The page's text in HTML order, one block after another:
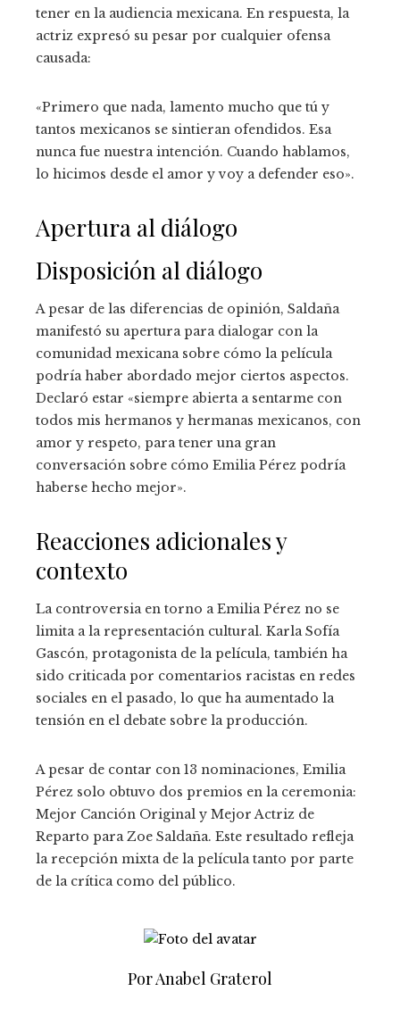
tener en la audiencia mexicana. En respuesta, la
actriz expresó su pesar por cualquier ofensa
causada:
«Primero que nada, lamento mucho que tú y
tantos mexicanos se sintieran ofendidos. Esa
nunca fue nuestra intención. Cuando hablamos,
lo hicimos desde el amor y voy a defender eso».
Apertura al diálogo
Disposición al diálogo
A pesar de las diferencias de opinión, Saldaña
manifestó su apertura para dialogar con la
comunidad mexicana sobre cómo la película
podría haber abordado mejor ciertos aspectos.
Declaró estar «siempre abierta a sentarme con
todos mis hermanos y hermanas mexicanos, con
amor y respeto, para tener una gran
conversación sobre cómo Emilia Pérez podría
haberse hecho mejor».
Reacciones adicionales y
contexto
La controversia en torno a Emilia Pérez no se
limita a la representación cultural. Karla Sofía
Gascón, protagonista de la película, también ha
sido criticada por comentarios racistas en redes
sociales en el pasado, lo que ha aumentado la
tensión en el debate sobre la producción.
A pesar de contar con 13 nominaciones, Emilia
Pérez solo obtuvo dos premios en la ceremonia:
Mejor Canción Original y Mejor Actriz de
Reparto para Zoe Saldaña. Este resultado refleja
la recepción mixta de la película tanto por parte
de la crítica como del público.
Por Anabel Graterol